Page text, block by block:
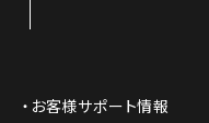
お客様サポート情報